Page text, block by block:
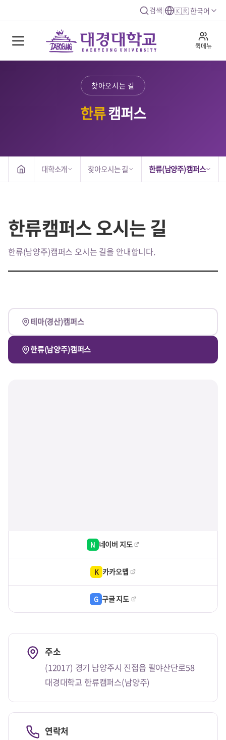
검색 🇰🇷 한국어
퀵메뉴
찾아오시는 길
한류캠퍼스
대학소개 찾아오시는 길 한류(남양주)캠퍼스
한류캠퍼스 오시는 길
한류(남양주)캠퍼스 오시는 길을 안내합니다.
테마(경산)캠퍼스
한류(남양주)캠퍼스
N 네이버 지도
K 카카오맵
G 구글 지도
주소
(12017) 경기 남양주시 진접읍 팔야산단로58
대경대학교 한류캠퍼스(남양주)
연락처